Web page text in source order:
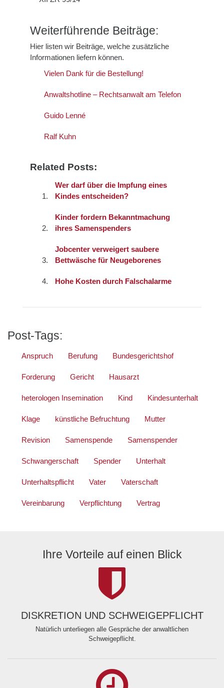
Weiterführende Beiträge:
Hier listen wir Beiträge, welche zusätzliche
Informationen liefern können.
Vielen Dank für die Bestellung!
Anwaltshotline – Rechtsanwalt am Telefon
Guido Lenné
Ralf Kuhn
Related Posts:
Wer darf über die Impfung eines
Kindes entscheiden?
Kinder fordern Bekanntmachung
ihres Samenspenders
Jobcenter verweigert saubere
Bettwäsche für Neugeborenes
Hohe Kosten durch Falschalarme
Post-Tags:
Anspruch Berufung Bundesgerichtshof
Forderung Gericht Hausarzt
heterologen Insemination Kind Kindesunterhalt
Klage künstliche Befruchtung Mutter
Revision Samenspende Samenspender
Schwangerschaft Spender Unterhalt
Unterhaltspflicht Vater Vaterschaft
Vereinbarung Verpflichtung Vertrag
Ihre Vorteile auf einen Blick
DISKRETION UND SCHWEIGEPFLICHT
Natürlich unterliegen alle Gespräche der anwaltlichen
Schweigepflicht.